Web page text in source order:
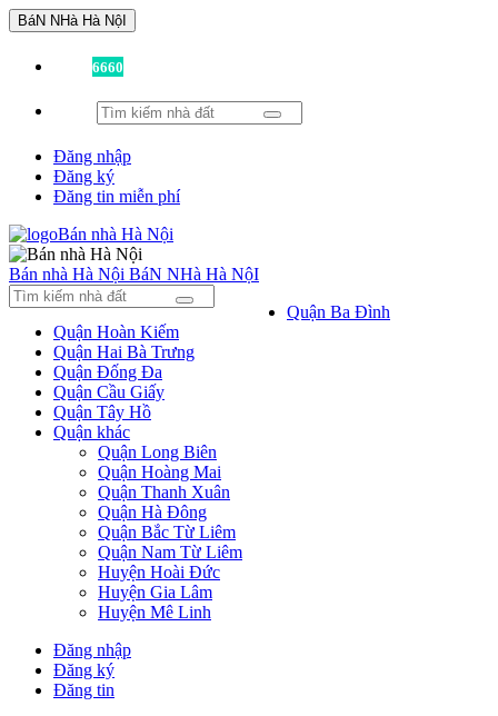
BáN NHà Hà NộI
6660
Đăng nhập
Đăng ký
Đăng tin miễn phí
Bán nhà Hà Nội BáN NHà Hà NộI
Quận Ba Đình
Quận Hoàn Kiếm
Quận Hai Bà Trưng
Quận Đống Đa
Quận Cầu Giấy
Quận Tây Hồ
Quận khác
Quận Long Biên
Quận Hoàng Mai
Quận Thanh Xuân
Quận Hà Đông
Quận Bắc Từ Liêm
Quận Nam Từ Liêm
Huyện Hoài Đức
Huyện Gia Lâm
Huyện Mê Linh
Đăng nhập
Đăng ký
Đăng tin